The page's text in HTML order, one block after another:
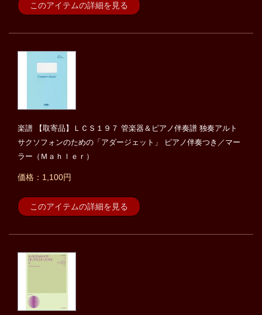
このアイテムの詳細を見る
楽譜 【取寄品】ＬＣＳ１９７ 管楽器＆ピアノ伴奏譜 独奏アルト
サクソフォンのための「アダージェット」 ピアノ伴奏つき／マー
ラー（Ｍａｈｌｅｒ）
価格：1,100円
このアイテムの詳細を見る